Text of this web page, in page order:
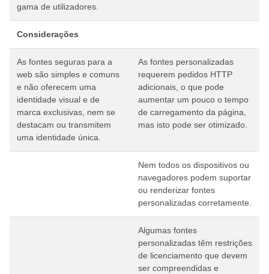
gama de utilizadores.
Considerações
As fontes seguras para a
web são simples e comuns
e não oferecem uma
identidade visual e de
marca exclusivas, nem se
destacam ou transmitem
uma identidade única.
As fontes personalizadas
requerem pedidos HTTP
adicionais, o que pode
aumentar um pouco o tempo
de carregamento da página,
mas isto pode ser otimizado.
Nem todos os dispositivos ou
navegadores podem suportar
ou renderizar fontes
personalizadas corretamente.
Algumas fontes
personalizadas têm restrições
de licenciamento que devem
ser compreendidas e